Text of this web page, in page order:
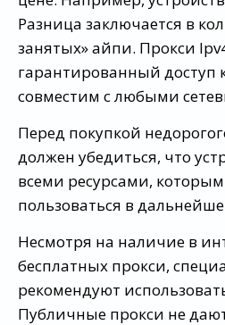
Разница заключается в
занятых» айпи. Прокси
гарантированный доступ
совместим с любыми
Перед покупкой
должен убедиться, что
всеми ресурсами,
пользоваться в
Несмотря на наличие в
бесплатных прокси,
рекомендуют
Публичные прокси не